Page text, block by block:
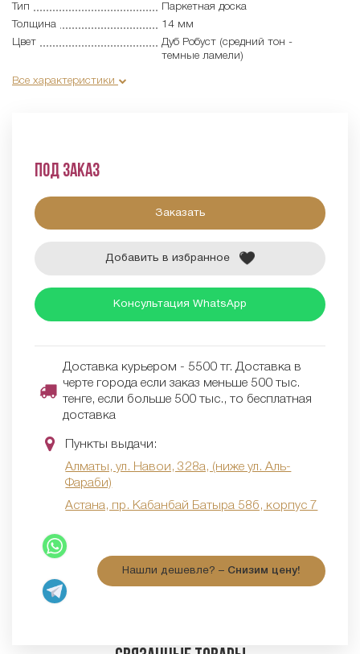
Тип
Паркетная доска
Толщина
14 мм
Цвет
Дуб Робуст (средний тон -
темные ламели)
Все характеристики
Под заказ
Заказать
Добавить в избранное
Консультация WhatsApp
Доставка курьером - 5500 тг. Доставка в
черте города если заказ меньше 500 тыс.
тенге, если больше 500 тыс., то бесплатная
доставка
Пункты выдачи:
Алматы, ул. Навои, 328а, (ниже ул. Аль-
Фараби)
Астана, пр. Кабанбай Батыра 58б, корпус 7
Нашли дешевле? – Снизим цену!